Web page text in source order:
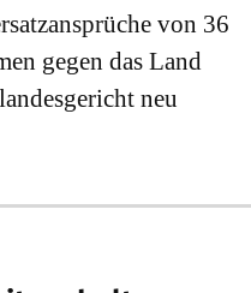
von 36
gegen das Land
neu